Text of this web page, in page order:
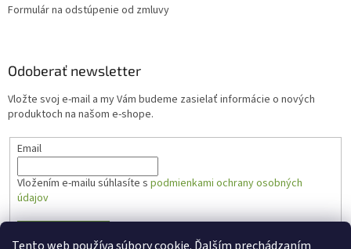
Formulár na odstúpenie od zmluvy
Odoberať newsletter
Vložte svoj e-mail a my Vám budeme zasielať informácie o nových
produktoch na našom e-shope.
Email
Vložením e-mailu súhlasíte s podmienkami ochrany osobných
údajov